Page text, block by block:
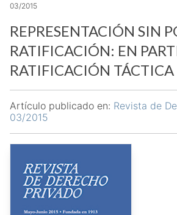
03/2015
REPRESENTACIÓN SIN
RATIFICACIÓN: EN
RATIFICACIÓN TÁCTICA
Artículo publicado en: Revista de
03/2015